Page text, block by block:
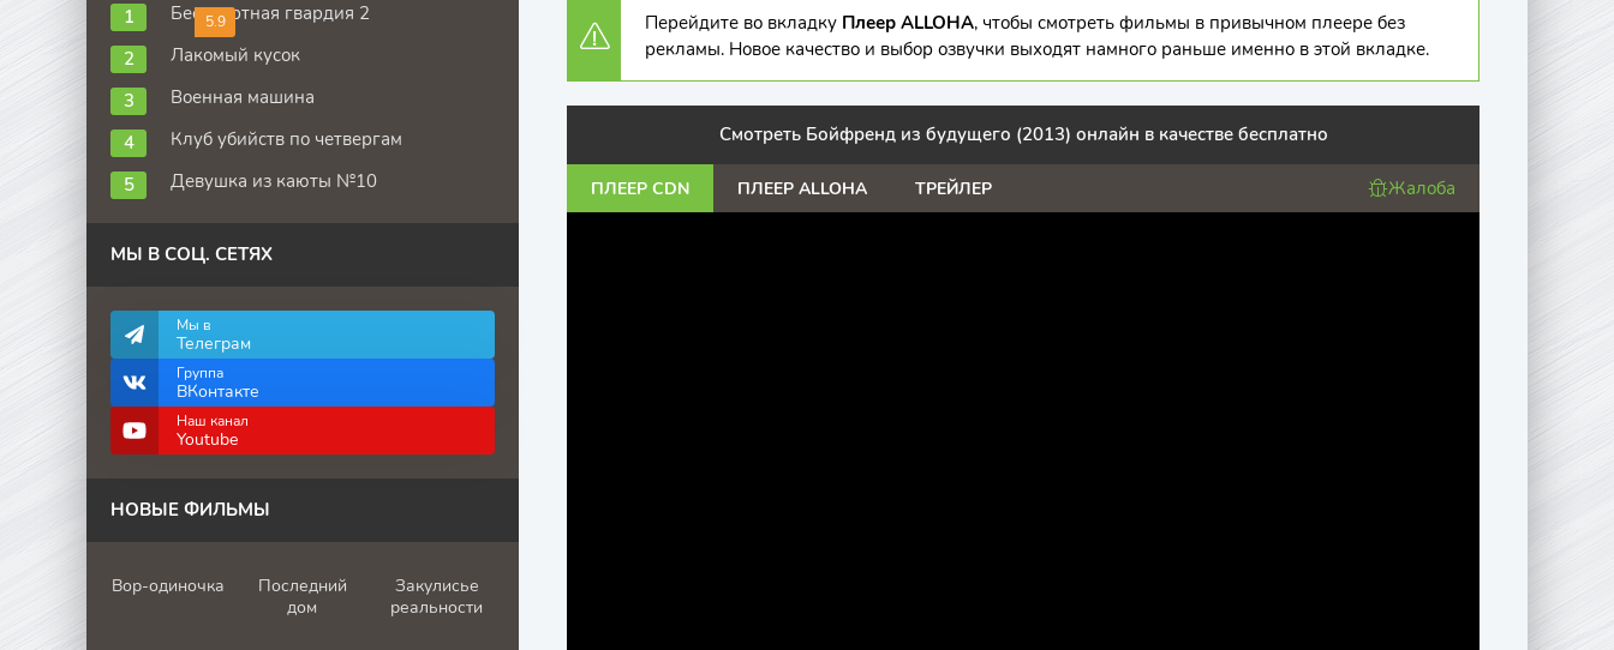
Перейдите во вкладку Плеер ALLOHA, чтобы смотреть фильмы в привычном плеере без
рекламы. Новое качество и выбор озвучки выходят намного раньше именно в этой вкладке.
Смотреть Бойфренд из будущего (2013) онлайн в качестве бесплатно
ПЛЕЕР CDN ПЛЕЕР ALLOHA ТРЕЙЛЕР Жалоба
5.9
Бессмертная гвардия 2
Лакомый кусок
Военная машина
Клуб убийств по четвергам
Девушка из каюты №10
МЫ В СОЦ. СЕТЯХ
Мы в
Телеграм
Группа
ВКонтакте
Наш канал
Youtube
НОВЫЕ ФИЛЬМЫ
Вор-одиночка
Последний
дом
Закулисье
реальности